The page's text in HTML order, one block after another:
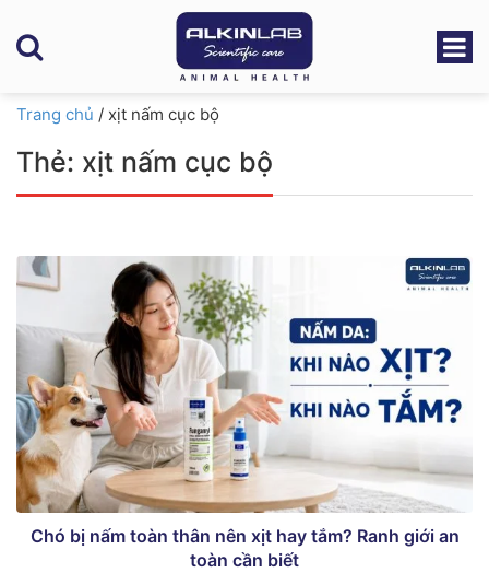
Trang chủ / xịt nấm cục bộ
Thẻ: xịt nấm cục bộ
Chó bị nấm toàn thân nên xịt hay tắm? Ranh giới an
toàn cần biết